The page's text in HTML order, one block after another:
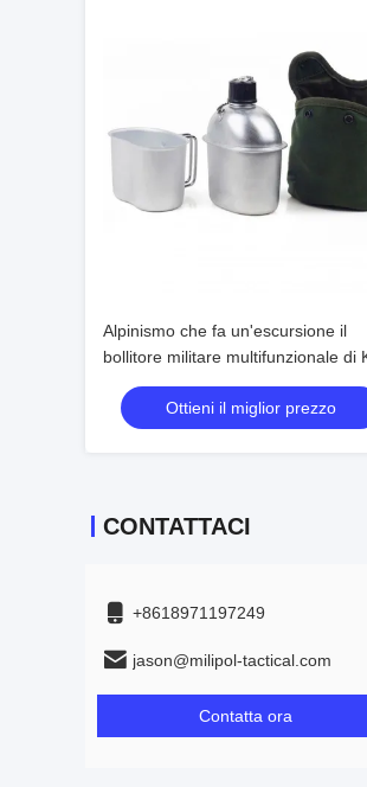
Alpinismo che fa un'escursione il
bollitore militare multifunzionale di
Including Cups Bottle Bowl della
Ottieni il miglior prezzo
CONTATTACI
+8618971197249
jason@milipol-tactical.com
Contatta ora